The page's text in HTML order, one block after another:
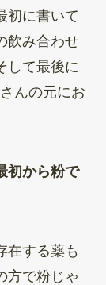
初に書いて
飲み合わせ
して最後に
んの元にお
初から粉で
在する薬も
方で粉じゃ